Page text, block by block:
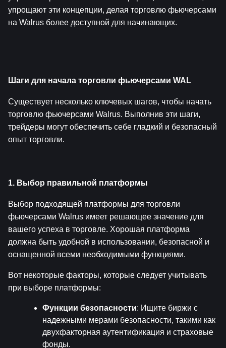
упрощают эти концепции, делая торговлю фьючерсами
на Walrus более доступной для начинающих.
Шаги для начала торговли фьючерсами WAL
Существует несколько ключевых шагов, чтобы начать
торговлю фьючерсами Walrus. Выполнив эти шаги,
трейдеры могут обеспечить себе гладкий и безопасный
опыт торговли.
1. Выбор правильной платформы
Выбор подходящей платформы для торговли
фьючерсами Walrus имеет решающее значение для
вашего успеха в торговле. Хорошая платформа
должна быть удобной в использовании, безопасной и
оснащенной всеми необходимыми функциями.
Вот некоторые факторы, которые следует учитывать
при выборе платформы:
Функции безопасности: Ищите биржи с
надежными мерами безопасности, такими как
двухфакторная аутентификация и страховые
фонды.